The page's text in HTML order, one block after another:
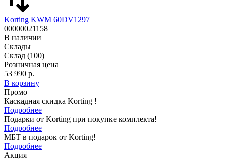
Korting KWM 60DV1297
00000021158
В наличии
Склады
Склад (100)
Розничная цена
53 990 р.
В корзину
Промо
Каскадная скидка Korting !
Подробнее
Подарки от Korting при покупке комплекта!
Подробнее
МБТ в подарок от Korting!
Подробнее
Акция